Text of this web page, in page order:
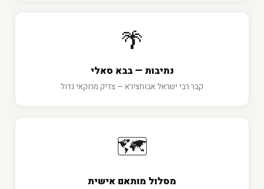
🌴
נתיבות — בבא סאלי
קבר רבי ישראל אבוחצירא — צדיק מרוקאי גדול
🗺️
מסלול מותאם אישית